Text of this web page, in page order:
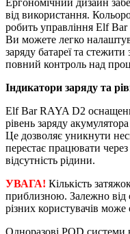
від використання.
робить управління Elf
Ви можете легко
заряду батареї та
повний контроль над
Індикатори заряду та
Elf Bar RAYA D2
рівень заряду
Це дозволяє уникнути
перестає працювати
відсутність рідини.
УВАГА! Кількість
приблизною. Залежно від
різних користувачів може
Одноразові POD системи